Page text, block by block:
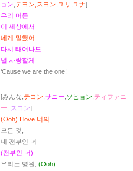
ョン テヨン,スヨン,ユリ,ユナ]
우리 머문
이 세상에서
네게 말했어
다시 태어나도
널 사랑할게
‘Cause we are the one!
[みんな, テヨン サニー ソヒョン ティファニ
ー
スヨン]
(Ooh) I love 너의
모든 것,
내 전부인 너
(전부인 너)
우리는 영원, (Ooh)